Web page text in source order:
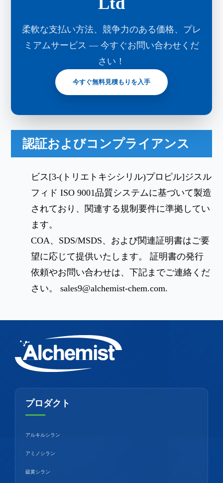
柔軟な支払い方法、競争力のある価格、プレ
ミアムサービス ― 今すぐお問い合わせくだ
さい！
今すぐ無料見積もりを入手
認証およびコンプライアンス
ビス[3-(トリエトキシシリル)プロピル]ジスル
フィド ISO 9001品質システムに基づいて製造
されており、関連する規制要件に準拠してい
ます。
COA、SDS/MSDS、および関連証明書はご要
望に応じて提供いたします。 証明書の発行
依頼やお問い合わせは、下記までご連絡くだ
さい。sales9@alchemist-chem.com.
プロダクト
アルキルシラン
アミノシラン
硫黄シラン